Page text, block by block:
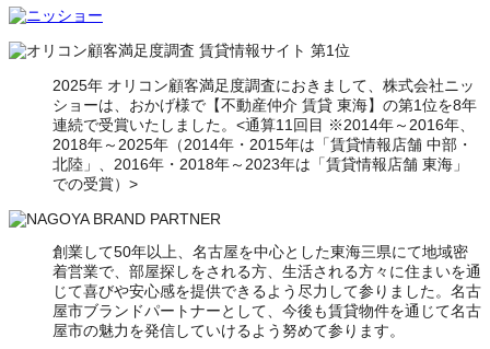
2025年 オリコン顧客満足度調査におきまして、株式会社ニッ
ショーは、おかげ様で【不動産仲介 賃貸 東海】の第1位を8年
連続で受賞いたしました。<通算11回目 ※2014年～2016年、
2018年～2025年（2014年・2015年は「賃貸情報店舗 中部・
北陸」、2016年・2018年～2023年は「賃貸情報店舗 東海」
での受賞）>
創業して50年以上、名古屋を中心とした東海三県にて地域密
着営業で、部屋探しをされる方、生活される方々に住まいを通
じて喜びや安心感を提供できるよう尽力して参りました。名古
屋市ブランドパートナーとして、今後も賃貸物件を通じて名古
屋市の魅力を発信していけるよう努めて参ります。